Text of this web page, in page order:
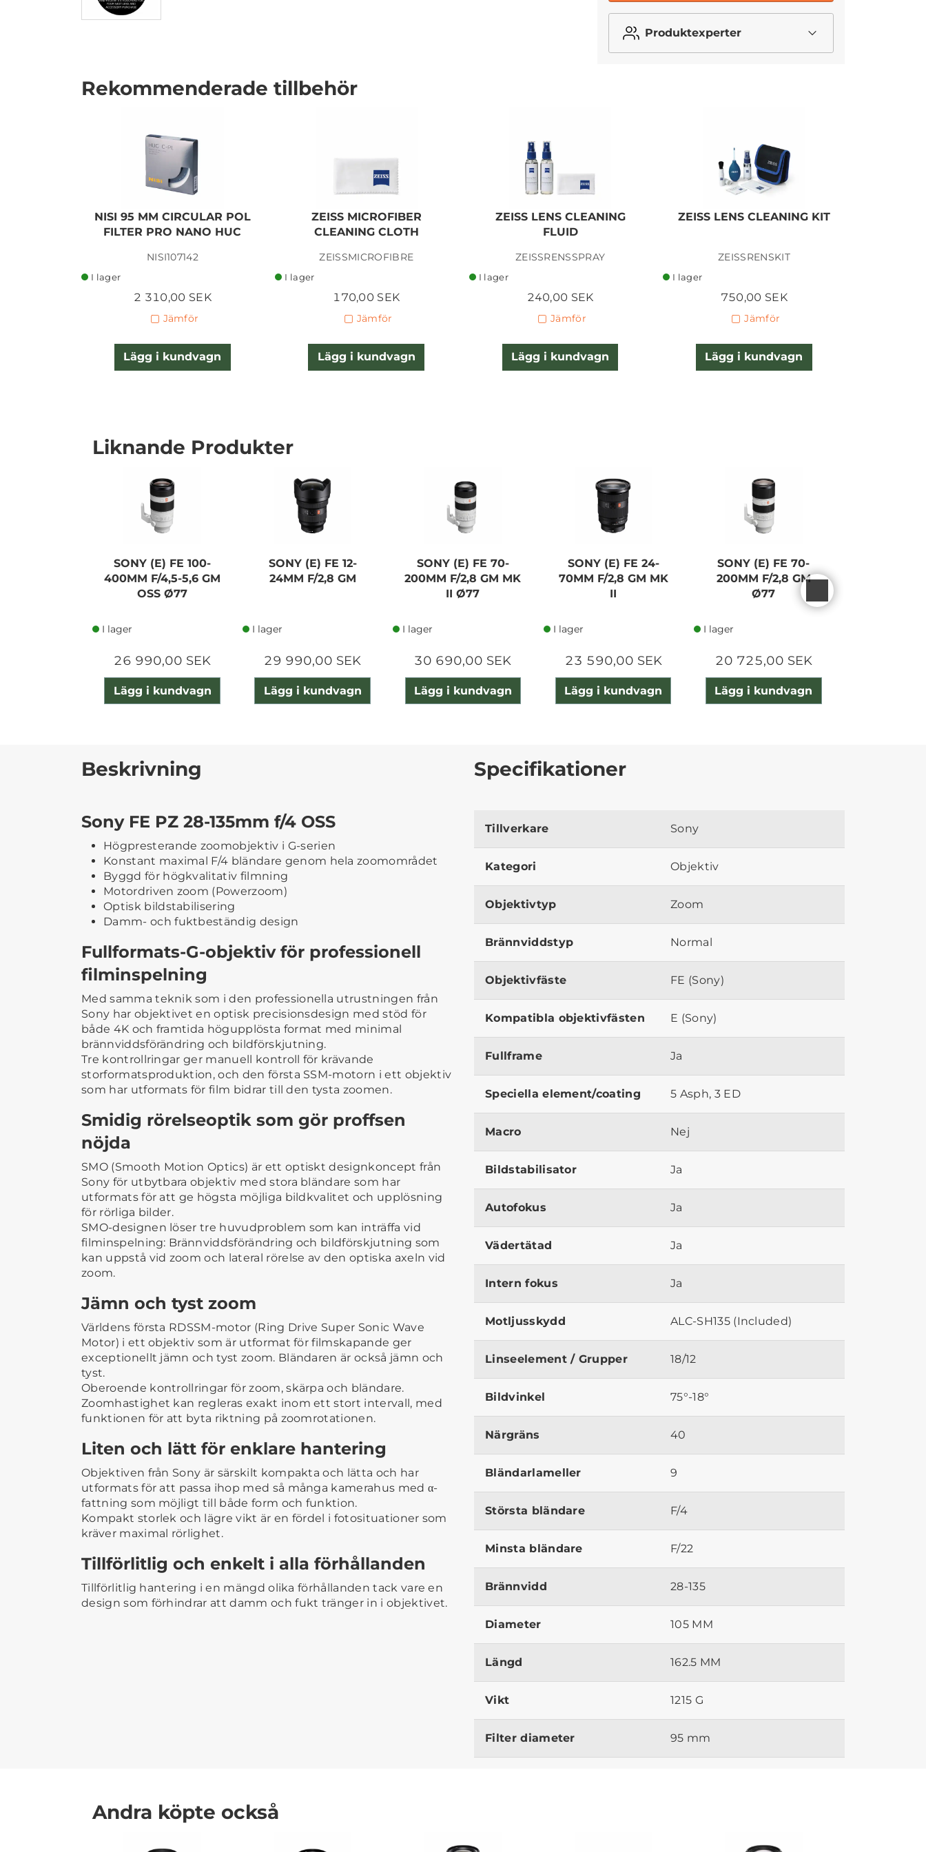
Produktexperter
Rekommenderade tillbehör
NISI 95 MM CIRCULAR POL
FILTER PRO NANO HUC
NISI107142
I lager
2 310,00 SEK
Jämför
Lägg i kundvagn
ZEISS MICROFIBER
CLEANING CLOTH
ZEISSMICROFIBRE
I lager
170,00 SEK
Jämför
Lägg i kundvagn
ZEISS LENS CLEANING
FLUID
ZEISSRENSSPRAY
I lager
240,00 SEK
Jämför
Lägg i kundvagn
ZEISS LENS CLEANING KIT
ZEISSRENSKIT
I lager
750,00 SEK
Jämför
Lägg i kundvagn
Liknande Produkter
SONY (E) FE 100-
400MM F/4,5-5,6 GM
OSS Ø77
I lager
26 990,00 SEK
Lägg i kundvagn
SONY (E) FE 12-
24MM F/2,8 GM
I lager
29 990,00 SEK
Lägg i kundvagn
SONY (E) FE 70-
200MM F/2,8 GM MK
II Ø77
I lager
30 690,00 SEK
Lägg i kundvagn
SONY (E) FE 24-
70MM F/2,8 GM MK
II
I lager
23 590,00 SEK
Lägg i kundvagn
SONY (E) FE 70-
200MM F/2,8 GM
Ø77
I lager
20 725,00 SEK
Lägg i kundvagn
Beskrivning
Sony FE PZ 28-135mm f/4 OSS
Högpresterande zoomobjektiv i G-serien
Konstant maximal F/4 bländare genom hela zoomområdet
Byggd för högkvalitativ filmning
Motordriven zoom (Powerzoom)
Optisk bildstabilisering
Damm- och fuktbeständig design
Fullformats-G-objektiv för professionell
filminspelning
Med samma teknik som i den professionella utrustningen från
Sony har objektivet en optisk precisionsdesign med stöd för
både 4K och framtida högupplösta format med minimal
brännviddsförändring och bildförskjutning.
Tre kontrollringar ger manuell kontroll för krävande
storformatsproduktion, och den första SSM-motorn i ett objektiv
som har utformats för film bidrar till den tysta zoomen.
Smidig rörelseoptik som gör proffsen
nöjda
SMO (Smooth Motion Optics) är ett optiskt designkoncept från
Sony för utbytbara objektiv med stora bländare som har
utformats för att ge högsta möjliga bildkvalitet och upplösning
för rörliga bilder.
SMO-designen löser tre huvudproblem som kan inträffa vid
filminspelning: Brännviddsförändring och bildförskjutning som
kan uppstå vid zoom och lateral rörelse av den optiska axeln vid
zoom.
Jämn och tyst zoom
Världens första RDSSM-motor (Ring Drive Super Sonic Wave
Motor) i ett objektiv som är utformat för filmskapande ger
exceptionellt jämn och tyst zoom. Bländaren är också jämn och
tyst.
Oberoende kontrollringar för zoom, skärpa och bländare.
Zoomhastighet kan regleras exakt inom ett stort intervall, med
funktionen för att byta riktning på zoomrotationen.
Liten och lätt för enklare hantering
Objektiven från Sony är särskilt kompakta och lätta och har
utformats för att passa ihop med så många kamerahus med α-
fattning som möjligt till både form och funktion.
Kompakt storlek och lägre vikt är en fördel i fotosituationer som
kräver maximal rörlighet.
Tillförlitlig och enkelt i alla förhållanden
Tillförlitlig hantering i en mängd olika förhållanden tack vare en
design som förhindrar att damm och fukt tränger in i objektivet.
Specifikationer
Tillverkare Sony
Kategori Objektiv
Objektivtyp Zoom
Brännviddstyp Normal
Objektivfäste FE (Sony)
Kompatibla objektivfästen E (Sony)
Fullframe Ja
Speciella element/coating 5 Asph, 3 ED
Macro Nej
Bildstabilisator Ja
Autofokus Ja
Vädertätad Ja
Intern fokus Ja
Motljusskydd ALC-SH135 (Included)
Linseelement / Grupper 18/12
Bildvinkel 75°-18°
Närgräns 40
Bländarlameller 9
Största bländare F/4
Minsta bländare F/22
Brännvidd 28-135
Diameter 105 MM
Längd 162.5 MM
Vikt 1215 G
Filter diameter 95 mm
Andra köpte också